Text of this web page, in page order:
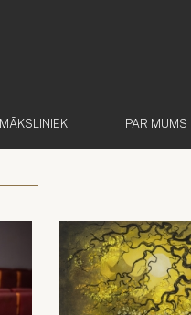
MĀKSLINIEKI PAR MUMS